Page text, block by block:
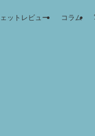
ットレビュー コラム